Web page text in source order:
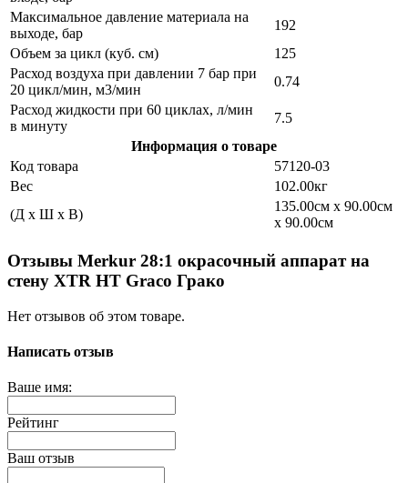
Максимальное давление материала на
выходе, бар
192
Объем за цикл (куб. см)
125
Расход воздуха при давлении 7 бар при
20 цикл/мин, м3/мин
0.74
Расход жидкости при 60 циклах, л/мин
в минуту
7.5
Информация о товаре
Код товара
57120-03
Вес
102.00кг
(Д x Ш x В)
135.00см x 90.00см
x 90.00см
Отзывы Merkur 28:1 окрасочный аппарат на
стену XTR HT Graco Грако
Нет отзывов об этом товаре.
Написать отзыв
Ваше имя:
Рейтинг
Ваш отзыв